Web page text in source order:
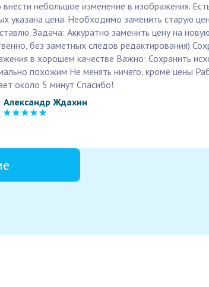
небольшое изменение в изображения.
указана цена. Необходимо заменить старую
Задача: Аккуратно заменить цену на
без заметных следов редактирования)
в хорошем качестве Важно: Сохранить
похожим Не менять ничего, кроме цены
около 5 минут Спасибо!
Александр Ждахин